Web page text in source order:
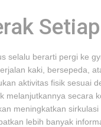
selalu berarti pergi ke
kaki, bersepeda,
aktivitas fisik sesuai
melanjutkannya secara
meningkatkan
lebih banyak